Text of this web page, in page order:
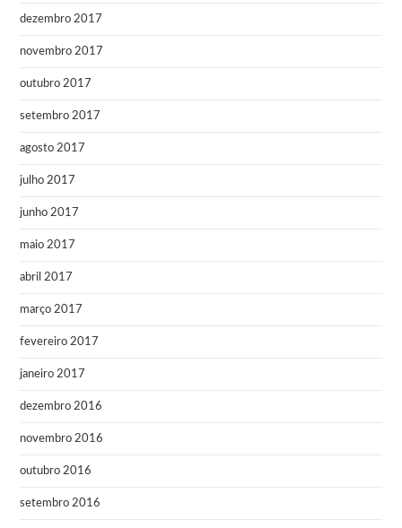
dezembro 2017
novembro 2017
outubro 2017
setembro 2017
agosto 2017
julho 2017
junho 2017
maio 2017
abril 2017
março 2017
fevereiro 2017
janeiro 2017
dezembro 2016
novembro 2016
outubro 2016
setembro 2016